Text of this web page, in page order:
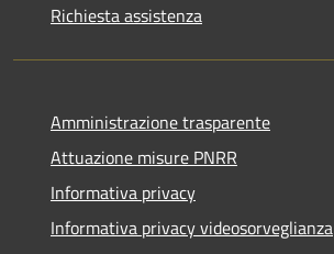
Richiesta assistenza
Amministrazione trasparente
Attuazione misure PNRR
Informativa privacy
Informativa privacy videosorveglianza